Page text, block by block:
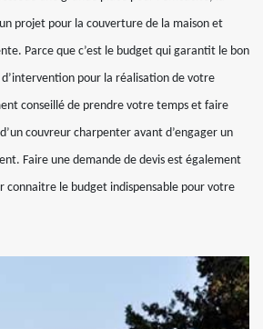
projet pour la couverture de la maison et
Parce que c’est le budget qui garantit le bon
pour la réalisation de votre
conseillé de prendre votre temps et faire
couvreur charpenter avant d’engager un
Faire une demande de devis est également
le budget indispensable pour votre